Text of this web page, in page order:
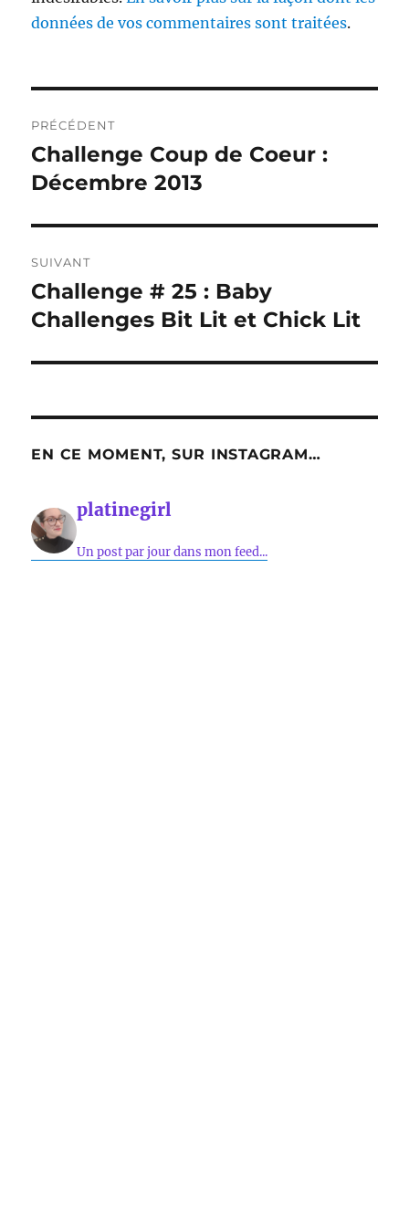
données de vos commentaires sont traitées.
de
l’article
PRÉCÉDENT
Publication
précédente :
Challenge Coup de Coeur :
Décembre 2013
SUIVANT
Publication
suivante :
Challenge # 25 : Baby
Challenges Bit Lit et Chick Lit
EN CE MOMENT, SUR INSTAGRAM…
platinegirl
Un post par jour dans mon feed...